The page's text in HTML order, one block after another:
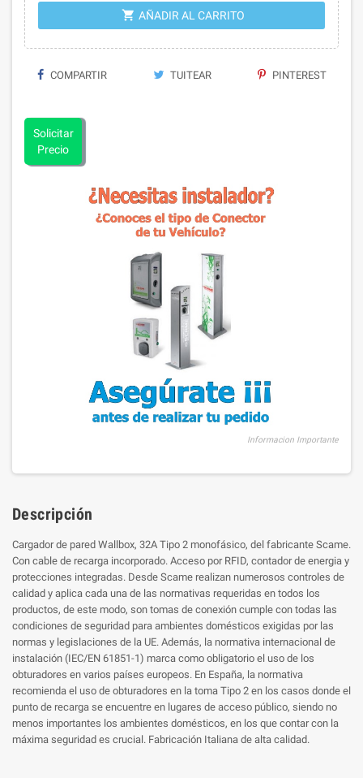
shopping_cart AÑADIR AL CARRITO
COMPARTIR TUITEAR PINTEREST
Solicitar
Precio
Informacion Importante
Descripción
Cargador de pared Wallbox, 32A Tipo 2 monofásico, del fabricante Scame.
Con cable de recarga incorporado. Acceso por RFID, contador de energia y
protecciones integradas. Desde Scame realizan numerosos controles de
calidad y aplica cada una de las normativas requeridas en todos los
productos, de este modo, son tomas de conexión cumple con todas las
condiciones de seguridad para ambientes domésticos exigidas por las
normas y legislaciones de la UE. Además, la normativa internacional de
instalación (IEC/EN 61851-1) marca como obligatorio el uso de los
obturadores en varios países europeos. En España, la normativa
recomienda el uso de obturadores en la toma Tipo 2 en los casos donde el
punto de recarga se encuentre en lugares de acceso público, siendo no
menos importantes los ambientes domésticos, en los que contar con la
máxima seguridad es crucial. Fabricación Italiana de alta calidad.